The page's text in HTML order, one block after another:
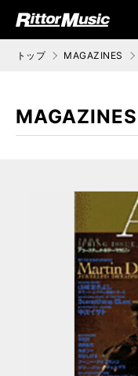
ジック (Rittor Musi
トップ MAGAZINES
MAGAZINES